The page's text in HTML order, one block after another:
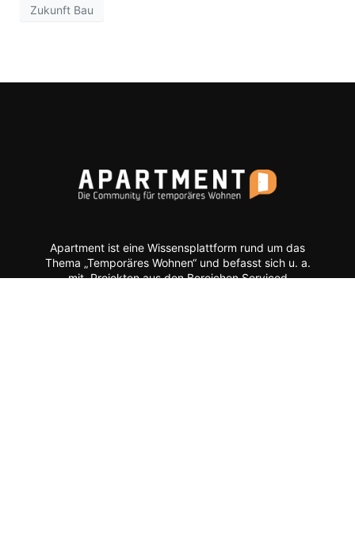
Zukunft Bau
Apartment ist eine Wissensplattform rund um das
Thema „Temporäres Wohnen“ und befasst sich u. a.
mit Projekten aus den Bereichen Serviced